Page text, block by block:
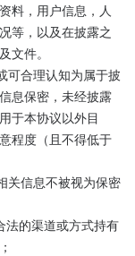
料，用户信息，人
等，以及在披露之
文件。
可合理认知为属于披
息保密，未经披露
于本协议以外目
程度（且不得低于
关信息不被视为保密
法的渠道或方式持有